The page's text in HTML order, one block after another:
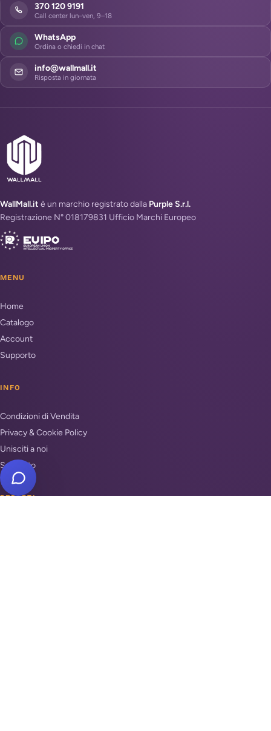
370 120 9191
Call center lun–ven, 9–18
WhatsApp
Ordina o chiedi in chat
info@wallmall.it
Risposta in giornata
WallMall.it è un marchio registrato dalla Purple S.r.l.
Registrazione N° 018179831 Ufficio Marchi Europeo
MENU
Home
Catalogo
Account
Supporto
INFO
Condizioni di Vendita
Privacy & Cookie Policy
Unisciti a noi
Supporto
REPARTI